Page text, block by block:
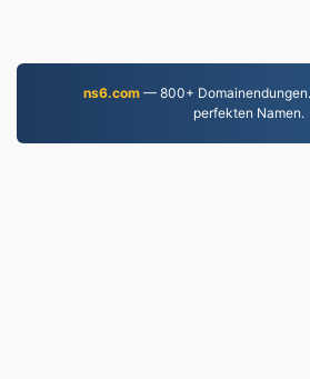
ns6.com — 800+
perfekten Namen.